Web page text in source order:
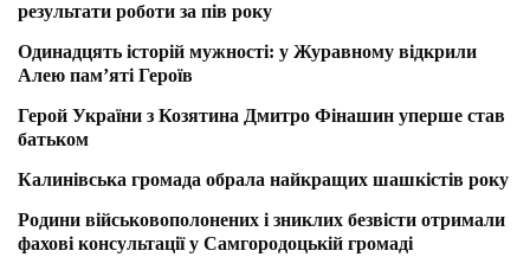
результати роботи за пів року
Одинадцять історій мужності: у Журавному відкрили
Алею пам’яті Героїв
Герой України з Козятина Дмитро Фінашин уперше став
батьком
Калинівська громада обрала найкращих шашкістів року
Родини військовополонених і зниклих безвісти отримали
фахові консультації у Самгородоцькій громаді